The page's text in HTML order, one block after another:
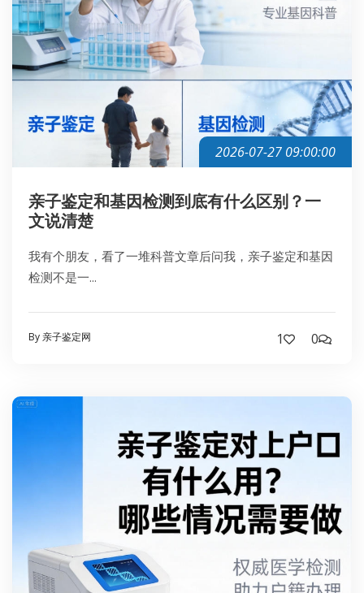
2026-07-27 09:00:00
亲子鉴定和基因检测到底有什么区别？一
文说清楚
我有个朋友，看了一堆科普文章后问我，亲子鉴定和基因
检测不是一...
By 亲子鉴定网 1 0